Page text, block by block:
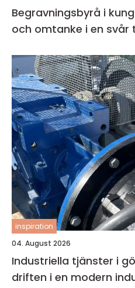
Begravningsbyrå i kungshamn
och omtanke i en svår
inspiration
04. August 2026
Industriella tjänster i göteborg
driften i en modern